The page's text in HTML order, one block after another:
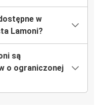
w
Lamoni?
są
o ograniczonej